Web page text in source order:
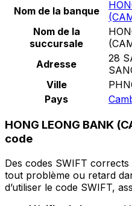
Nom de la banque
Nom de la
succursale
Adresse
28
Ville
Pays
HONG LEONG BANK
code
Des codes SWIFT
tout problème ou retard
d’utiliser le code SWIFT,